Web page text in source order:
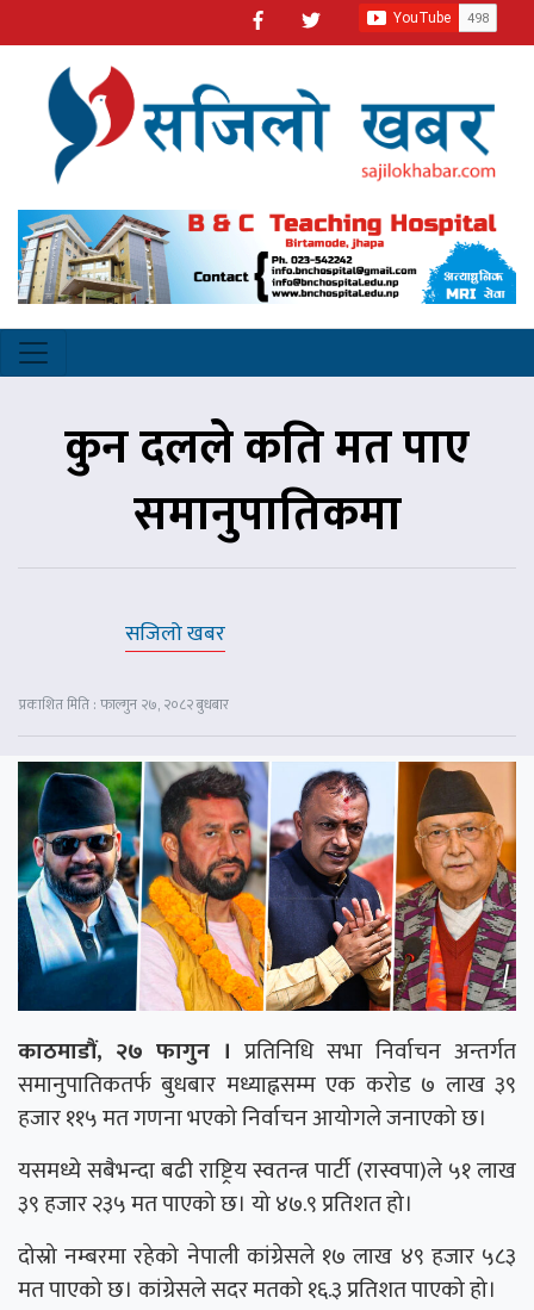
कुन दलले कति मत पाए
समानुपातिकमा
सजिलो खबर
प्रकाशित मिति : फाल्गुन २७, २०८२ बुधबार
काठमाडौं, २७ फागुन । प्रतिनिधि सभा निर्वाचन अन्तर्गत
समानुपातिकतर्फ बुधबार मध्याह्नसम्म एक करोड ७ लाख ३९
हजार ११५ मत गणना भएको निर्वाचन आयोगले जनाएको छ।
यसमध्ये सबैभन्दा बढी राष्ट्रिय स्वतन्त्र पार्टी (रास्वपा)ले ५१ लाख
३९ हजार २३५ मत पाएको छ। यो ४७.९ प्रतिशत हो।
दोस्रो नम्बरमा रहेको नेपाली कांग्रेसले १७ लाख ४९ हजार ५८३
मत पाएको छ। कांग्रेसले सदर मतको १६.३ प्रतिशत पाएको हो।